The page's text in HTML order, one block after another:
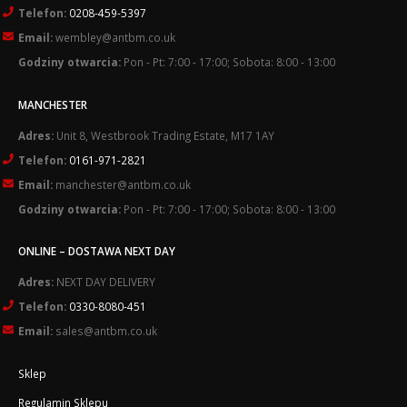
Telefon: 0208-459-5397
Email:wembley@antbm.co.uk
Godziny otwarcia: Pon - Pt: 7:00 - 17:00; Sobota: 8:00 - 13:00
MANCHESTER
Adres: Unit 8, Westbrook Trading Estate, M17 1AY
Telefon: 0161-971-2821
Email: manchester@antbm.co.uk
Godziny otwarcia: Pon - Pt: 7:00 - 17:00; Sobota: 8:00 - 13:00
ONLINE – DOSTAWA NEXT DAY
Adres: NEXT DAY DELIVERY
Telefon: 0330-8080-451
Email: sales@antbm.co.uk
Sklep
Regulamin Sklepu